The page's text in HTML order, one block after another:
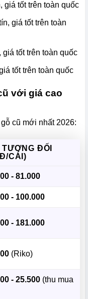
giá tốt trên toàn quốc
giá tốt trên toàn
tốt trên toàn quốc
tốt trên toàn quốc
với giá cao
cũ mới nhất 2026:
TƯƠNG ĐỐI
CÁI)
- 81.000
- 100.000
- 181.000
(Riko)
- 25.500(thu mua